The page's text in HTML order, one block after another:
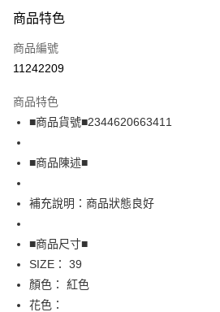
信用卡一次付款
超商取貨付款
Apple Pay
街口支付
全盈+PAY
AFTEE先享後付
相關說明
【關於「AFTEE先享後付」】
AFTEE先享後付是「在收到商品之後才付款」
便利好安心！
運送方式
商品特色
商品編號
11242209
商品特色
■商品貨號■2344620663411
■商品陳述■
補充說明：商品狀態良好
■商品尺寸■
SIZE： 39
顏色： 紅色
花色：